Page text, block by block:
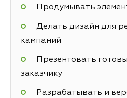
Продумывать
Делать дизайн для
кампаний
Презентовать
заказчику
Разрабатывать и